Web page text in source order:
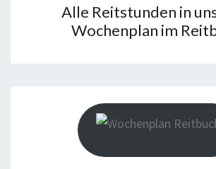
Alle Reitstunden in
Wochenplan im